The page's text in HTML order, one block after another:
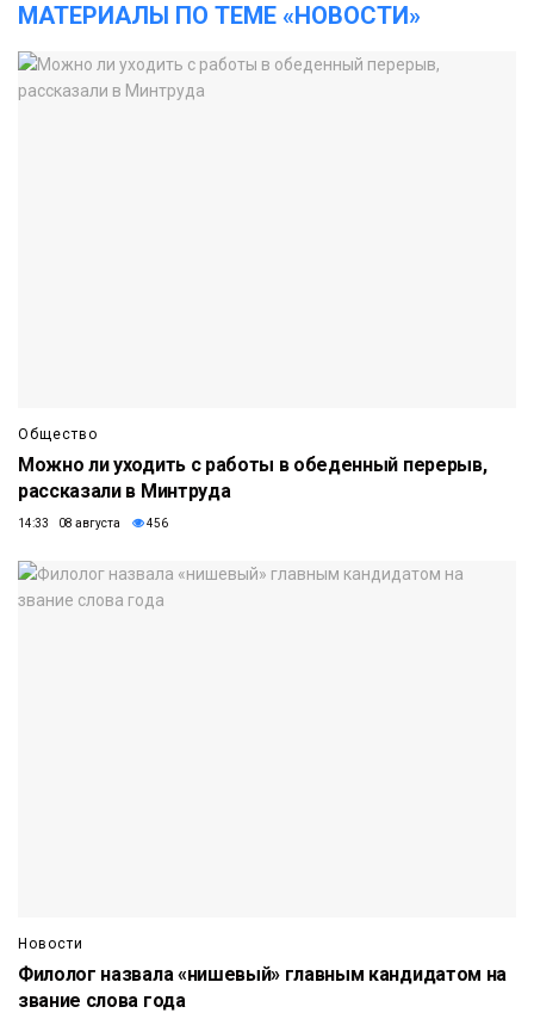
МАТЕРИАЛЫ ПО ТЕМЕ «НОВОСТИ»
Общество
Можно ли уходить с работы в обеденный перерыв,
рассказали в Минтруда
14:33 08 августа 456
Новости
Филолог назвала «нишевый» главным кандидатом на
звание слова года